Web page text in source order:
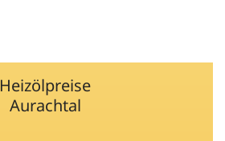
Heizölpreise
Aurachtal